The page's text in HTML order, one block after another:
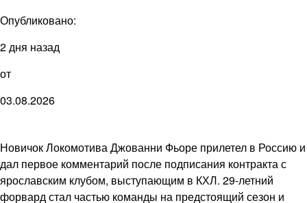
Опубликовано:
2 дня назад
от
03.08.2026
Новичок Локомотива Джованни Фьоре прилетел в Россию и
дал первое комментарий после подписания контракта с
ярославским клубом, выступающим в КХЛ. 29-летний
форвард стал частью команды на предстоящий сезон и